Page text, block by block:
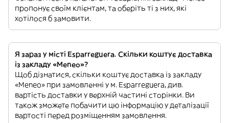
пропонує своїм клієнтам, та оберіть ті з них, які
хотілося б замовити.
Я зараз у місті Esparreguera. Скільки коштує доставка
із закладу «Meneo»?
Щоб дізнатися, скільки коштує доставка із закладу
«Meneo» при замовленні у м. Esparreguera, див.
вартість доставки у верхній частині сторінки. Ви
також зможете побачити цю інформацію у деталізації
вартості перед розміщенням замовлення.